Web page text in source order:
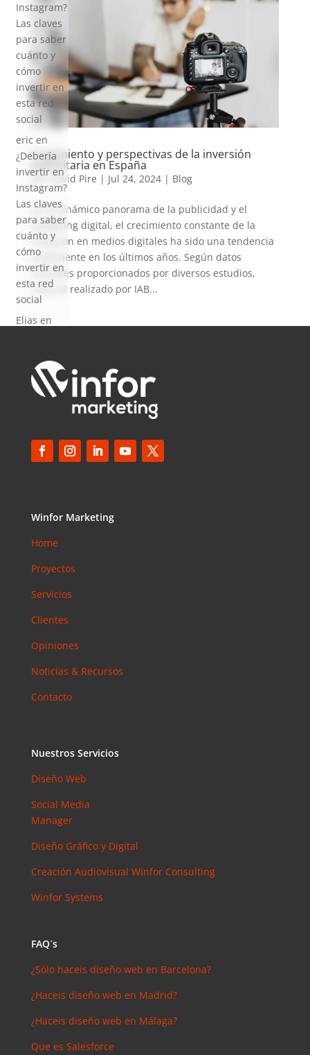
Crecimiento y perspectivas de la inversión
publicitaria en España
por David Pire | Jul 24, 2024| Blog
En el dinámico panorama de la publicidad y el
marketing digital, el crecimiento constante de la
inversión en medios digitales ha sido una tendencia
prominente en los últimos años. Según datos
recientes proporcionados por diversos estudios,
como el realizado por IAB...
Instagram?
Las claves
para saber
cuánto y
cómo
invertir en
esta red
social
eric en
¿Debería
invertir en
Instagram?
Las claves
para saber
cuánto y
cómo
invertir en
esta red
social
Elias en
Instagram?
Las claves
para saber
invertir en
esta red
Winfor Marketing
Home
Proyectos
Servicios
Clientes
Opiniones
Noticias & Recursos
Contacto
Nuestros Servicios
Diseño Web
Social Media
Manager
Diseño Gráfico y Digital
Creación Audiovisual Winfor Consulting
Winfor Systems
FAQ´s
¿Sólo haceis diseño web en Barcelona?
¿Haceis diseño web en Madrid?
¿Haceis diseño web en Málaga?
Que es Salesforce